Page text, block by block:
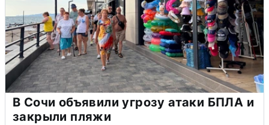
В Сочи объявили угрозу атаки БПЛА и
закрыли пляжи